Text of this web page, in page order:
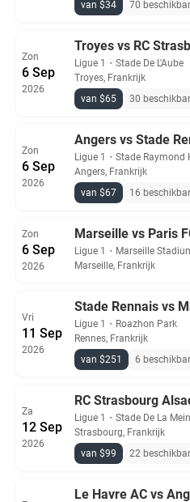
van $34
70
Zon
6 Sep
2026
Troyes vs RC
Ligue 1 ・ Stade De L'Aube
Troyes, Frankrijk
van $65
30
Zon
6 Sep
2026
Angers vs Stade
Ligue 1 ・ Stade Raymond
Angers, Frankrijk
van $67
16
Zon
6 Sep
2026
Marseille vs Paris
Ligue 1 ・ Marseille
Marseille, Frankrijk
Vri
11 Sep
2026
Stade Rennais vs
Ligue 1 ・ Roazhon Park
Rennes, Frankrijk
van $251
6
Za
12 Sep
2026
RC Strasbourg
Ligue 1 ・ Stade De La
Strasbourg, Frankrijk
van $99
22
Le Havre AC vs